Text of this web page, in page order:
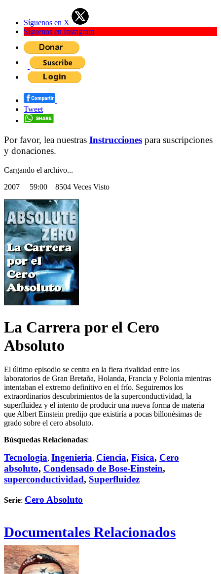
Síguenos en X
Síguenos en Instagram
Tweet
Por favor, lea nuestras Instrucciones para suscripciones
y donaciones.
Cargando el archivo...
2007 59:00 8504 Veces Visto
La Carrera por el Cero
Absoluto
El último episodio se centra en la fiera rivalidad entre los
laboratorios de Gran Bretaña, Holanda, Francia y Polonia mientras
intentaban el extremo definitivo en el frío. Seguiremos los
extraordinarios descubrimientos de la superconductividad, la
superfluidez y el intento de producir una nueva forma de materia
que Albert Einstein predijo que existiría a pocas billonésimas de
grado sobre el cero absoluto.
Búsquedas Relacionadas:
Tecnologia, Ingenieria, Ciencia, Fisica, Cero
absoluto, Condensado de Bose-Einstein,
superconductividad, Superfluidez
Serie: Cero Absoluto
Documentales Relacionados